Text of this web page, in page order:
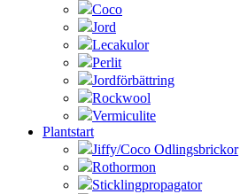
Coco
Jord
Lecakulor
Perlit
Jordförbättring
Rockwool
Vermiculite
Plantstart
Jiffy/Coco Odlingsbrickor
Rothormon
Sticklingpropagator